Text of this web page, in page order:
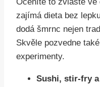
Oceníte to zvláště ve
zajímá dieta bez
dodá šmrnc nejen
Skvěle pozvedne
experimenty.
Sushi, stir-fry